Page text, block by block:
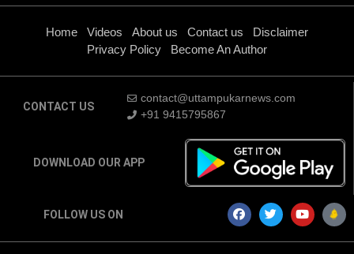
Home Videos About us Contact us
Disclaimer
Privacy Policy
Become An Author
CONTACT US
contact@uttampukarnews.com
+91 9415795867
DOWNLOAD OUR APP
FOLLOW US ON